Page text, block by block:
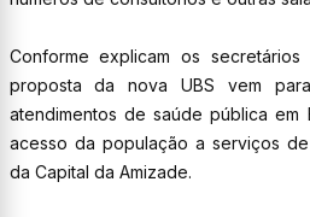
Conforme explicam os
proposta da nova UBS vem
atendimentos de saúde pública em
acesso da população a serviços
da Capital da Amizade.